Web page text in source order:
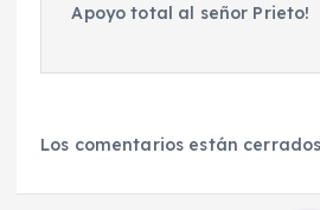
Apoyo total al señor Prieto!
Los comentarios están